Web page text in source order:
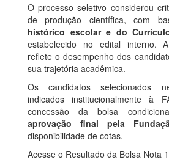
O processo seletivo considerou
de produção científica, com
histórico escolar e do
estabelecido no edital interno.
reflete o desempenho dos
sua trajetória acadêmica.
Os candidatos selecionados
indicados institucionalmente à
concessão da bolsa
aprovação final pela
disponibilidade de cotas.
Acesse o Resultado da Bolsa Nota